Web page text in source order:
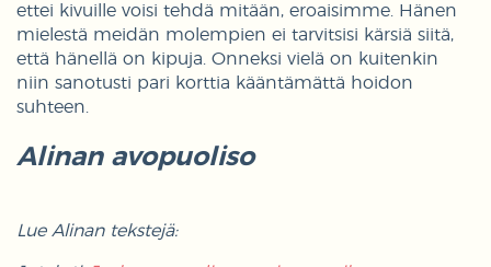
ettei kivuille voisi tehdä mitään, eroaisimme. Hänen
mielestä meidän molempien ei tarvitsisi kärsiä siitä,
että hänellä on kipuja. Onneksi vielä on kuitenkin
niin sanotusti pari korttia kääntämättä hoidon
suhteen.
Alinan avopuoliso
Lue Alinan tekstejä: